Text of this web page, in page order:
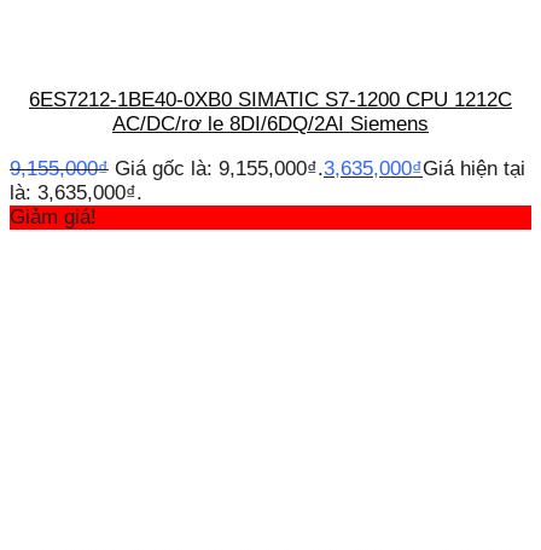
6ES7212-1BE40-0XB0 SIMATIC S7-1200 CPU 1212C
AC/DC/rơ le 8DI/6DQ/2AI Siemens
9,155,000₫ Giá gốc là: 9,155,000₫.3,635,000₫Giá hiện tại
là: 3,635,000₫.
Giảm giá!